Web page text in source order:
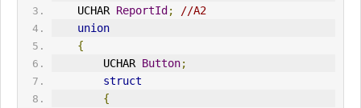
    UCHAR
ReportId ;
//A2
union
{
        UCHAR
Button;
struct
{